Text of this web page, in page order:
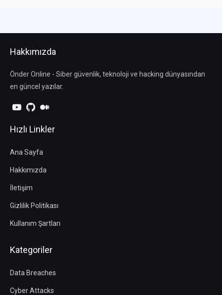
Hakkımızda
Önder Online - Siber güvenlik, teknoloji ve hacking dünyasından
en güncel yazılar.
Hızlı Linkler
Ana Sayfa
Hakkımızda
İletişim
Gizlilik Politikası
Kullanım Şartları
Kategoriler
Data Breaches
Cyber Attacks